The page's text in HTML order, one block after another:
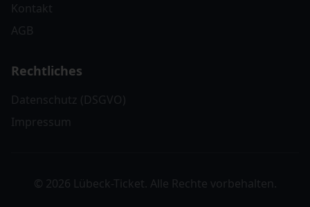
Kontakt
AGB
Rechtliches
Datenschutz (DSGVO)
Impressum
© 2026 Lübeck-Ticket. Alle Rechte vorbehalten.